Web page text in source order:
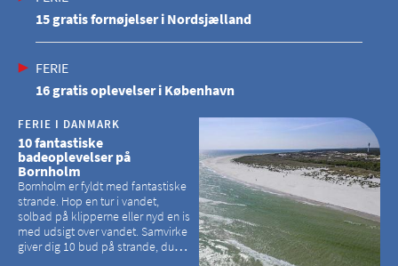
15 gratis fornøjelser i Nordsjælland
FERIE
16 gratis oplevelser i København
FERIE I DANMARK
10 fantastiske
badeoplevelser på
Bornholm
Bornholm er fyldt med fantastiske
strande. Hop en tur i vandet,
solbad på klipperne eller nyd en is
med udsigt over vandet. Samvirke
giver dig 10 bud på strande, du